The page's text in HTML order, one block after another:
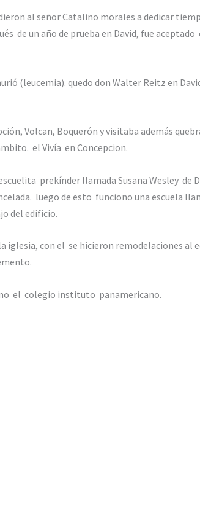
al señor Catalino morales a dedicar
de un año de prueba en David, fue
(leucemia). quedo don Walter Reitz en
Volcan, Boquerón y visitaba además
el Vivía en Concepcion.
prekínder llamada Susana Wesley de
luego de esto funciono una escuela
del edificio.
iglesia, con el se hicieron remodelaciones al
el colegio instituto panamericano.